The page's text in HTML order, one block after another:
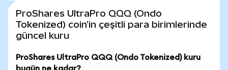
ProShares UltraPro QQQ (Ondo
Tokenized) coin'in çeşitli para birimlerinde
güncel kuru
ProShares UltraPro QQQ (Ondo Tokenized) kuru